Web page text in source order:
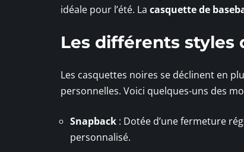
idéale pour l’été. La casquette de
Les différents styles
Les casquettes noires se déclinent en
personnelles. Voici quelques-uns des
Snapback : Dotée d’une fermeture
personnalisé.